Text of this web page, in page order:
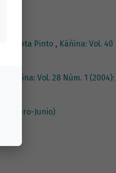
Julieta Pinto , Káñina: Vol. 40
Káñina: Vol. 28 Núm. 1 (2004):
(Enero-Junio)